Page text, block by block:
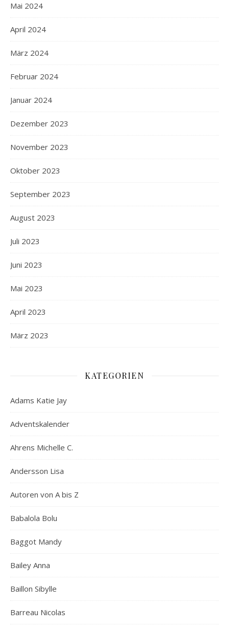
Mai 2024
April 2024
März 2024
Februar 2024
Januar 2024
Dezember 2023
November 2023
Oktober 2023
September 2023
August 2023
Juli 2023
Juni 2023
Mai 2023
April 2023
März 2023
KATEGORIEN
Adams Katie Jay
Adventskalender
Ahrens Michelle C.
Andersson Lisa
Autoren von A bis Z
Babalola Bolu
Baggot Mandy
Bailey Anna
Baillon Sibylle
Barreau Nicolas